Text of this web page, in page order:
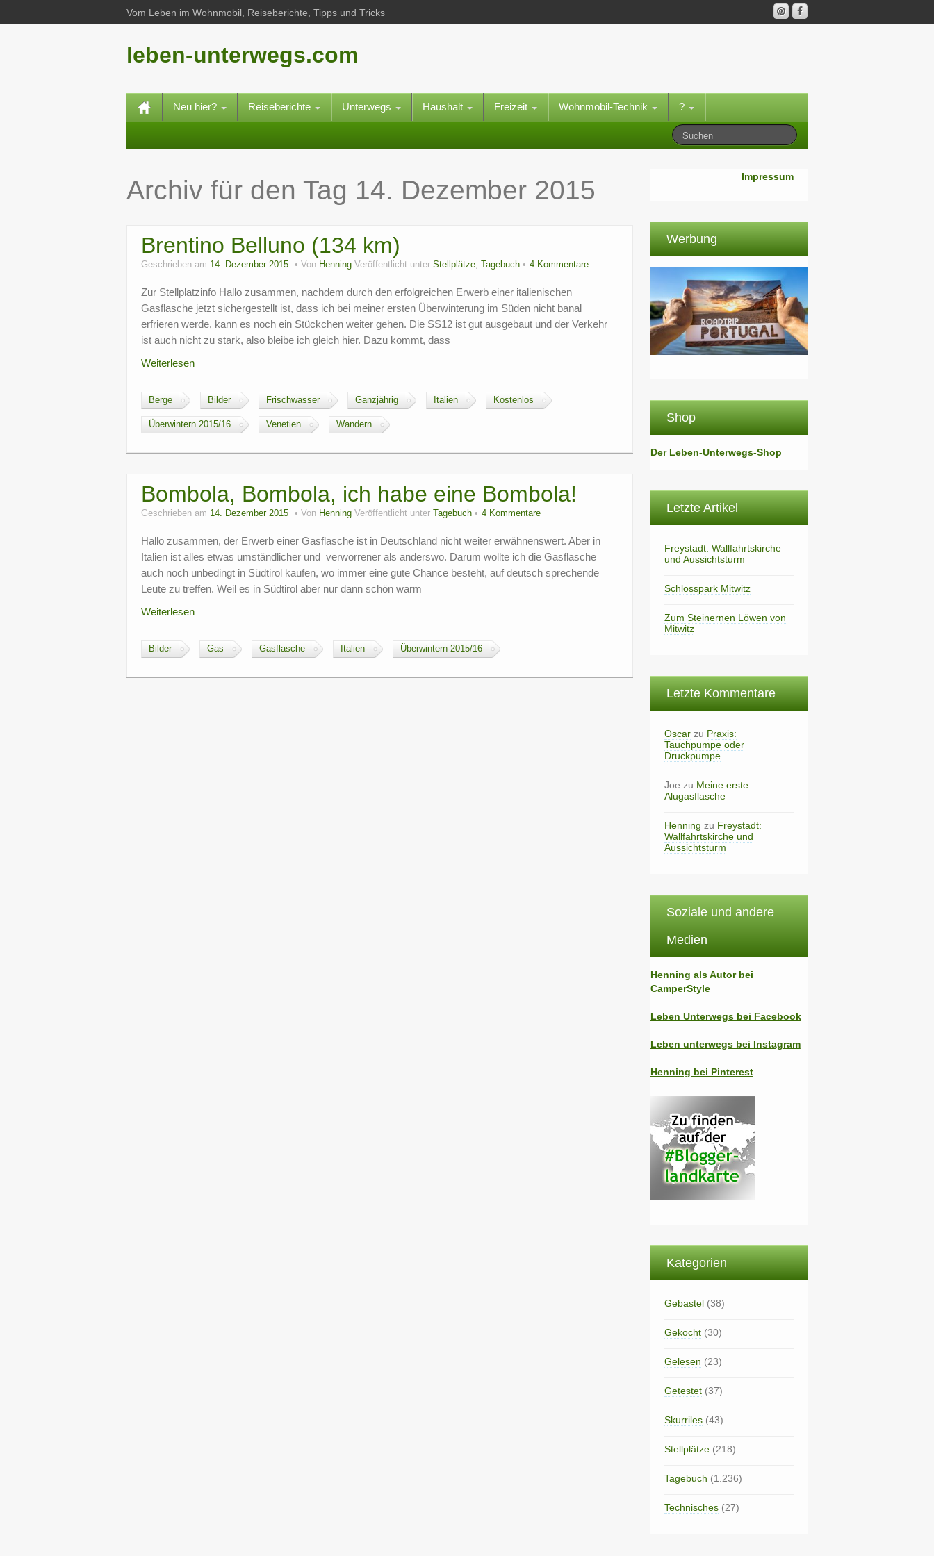
Vom Leben im Wohnmobil, Reiseberichte, Tipps und Tricks
leben-unterwegs.com
Neu hier? Reiseberichte Unterwegs Haushalt Freizeit Wohnmobil-Technik ?
Archiv für den Tag 14. Dezember 2015
Brentino Belluno (134 km)
Geschrieben am 14. Dezember 2015 Von Henning Veröffentlicht unter Stellplätze, Tagebuch 4 Kommentare
Zur Stellplatzinfo Hallo zusammen, nachdem durch den erfolgreichen Erwerb einer italienischen
Gasflasche jetzt sichergestellt ist, dass ich bei meiner ersten Überwinterung im Süden nicht banal
erfrieren werde, kann es noch ein Stückchen weiter gehen. Die SS12 ist gut ausgebaut und der Verkehr
ist auch nicht zu stark, also bleibe ich gleich hier. Dazu kommt, dass
Weiterlesen
Berge Bilder Frischwasser Ganzjährig Italien Kostenlos
Überwintern 2015/16 Venetien Wandern
Bombola, Bombola, ich habe eine Bombola!
Geschrieben am 14. Dezember 2015 Von Henning Veröffentlicht unter Tagebuch 4 Kommentare
Hallo zusammen, der Erwerb einer Gasflasche ist in Deutschland nicht weiter erwähnenswert. Aber in
Italien ist alles etwas umständlicher und verworrener als anderswo. Darum wollte ich die Gasflasche
auch noch unbedingt in Südtirol kaufen, wo immer eine gute Chance besteht, auf deutsch sprechende
Leute zu treffen. Weil es in Südtirol aber nur dann schön warm
Weiterlesen
Bilder Gas Gasflasche Italien Überwintern 2015/16
Impressum
Werbung
Shop
Der Leben-Unterwegs-Shop
Letzte Artikel
Freystadt: Wallfahrtskirche
und Aussichtsturm
Schlosspark Mitwitz
Zum Steinernen Löwen von
Mitwitz
Letzte Kommentare
Oscarzu Praxis:
Tauchpumpe oder
Druckpumpe
Joe zu Meine erste
Alugasflasche
Henning zu Freystadt:
Wallfahrtskirche und
Aussichtsturm
Soziale und andere
Medien
Henning als Autor bei
CamperStyle
Leben Unterwegs bei Facebook
Leben unterwegs bei Instagram
Henning bei Pinterest
Kategorien
Gebastel(38)
Gekocht(30)
Gelesen (23)
Getestet(37)
Skurriles(43)
Stellplätze(218)
Tagebuch (1.236)
Technisches(27)